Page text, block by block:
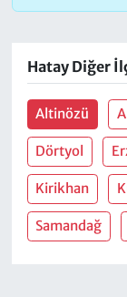
Hatay Diğer
Altinözü
Dörtyol
Kirikhan
Samandağ